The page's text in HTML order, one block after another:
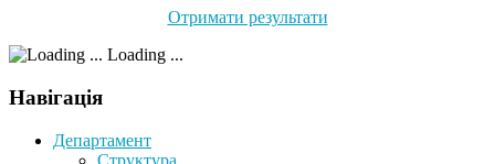
Отримати результати
Loading ...
Навігація
Департамент
Структура